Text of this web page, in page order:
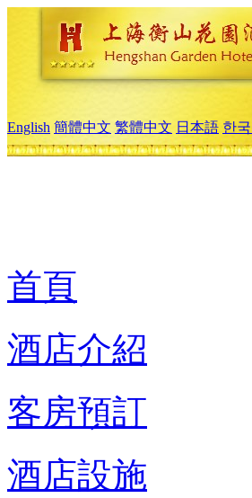
English 簡體中文 繁體中文 日本語 한
首頁
酒店介紹
客房預訂
酒店設施